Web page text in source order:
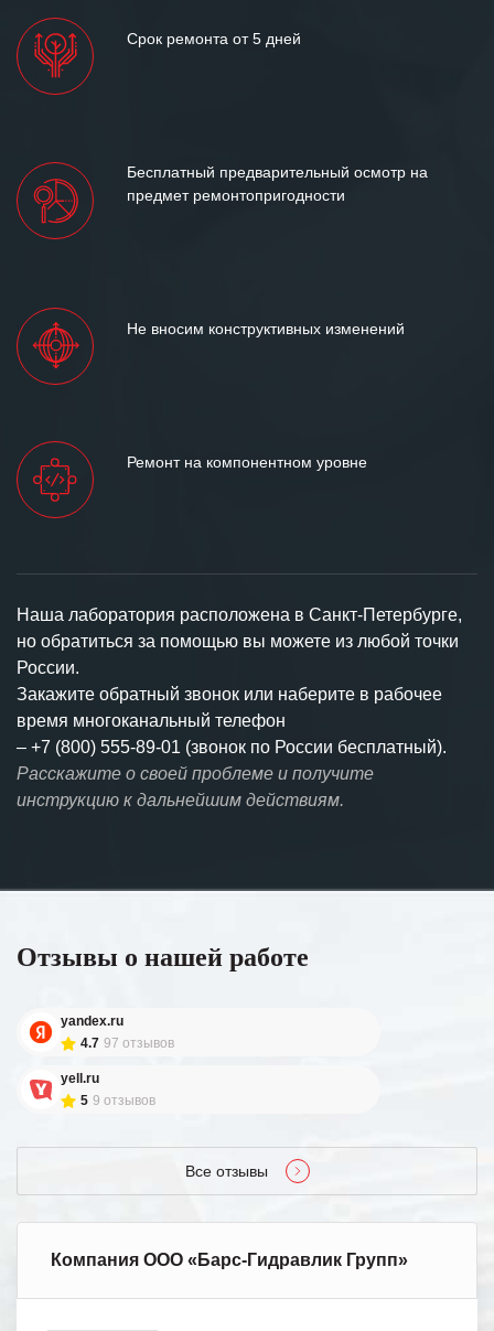
Срок ремонта от 5 дней
Бесплатный предварительный осмотр на
предмет ремонтопригодности
Не вносим конструктивных изменений
Ремонт на компонентном уровне
Наша лаборатория расположена в Санкт-Петербурге,
но обратиться за помощью вы можете из любой точки
России.
Закажите обратный звонок или наберите в рабочее
время многоканальный телефон
– +7 (800) 555-89-01 (звонок по России бесплатный).
Расскажите о своей проблеме и получите
инструкцию к дальнейшим действиям.
Отзывы о нашей работе
yandex.ru
4.7 97 отзывов
yell.ru
5 9 отзывов
Все отзывы
Компания ООО «Барс-Гидравлик Групп»